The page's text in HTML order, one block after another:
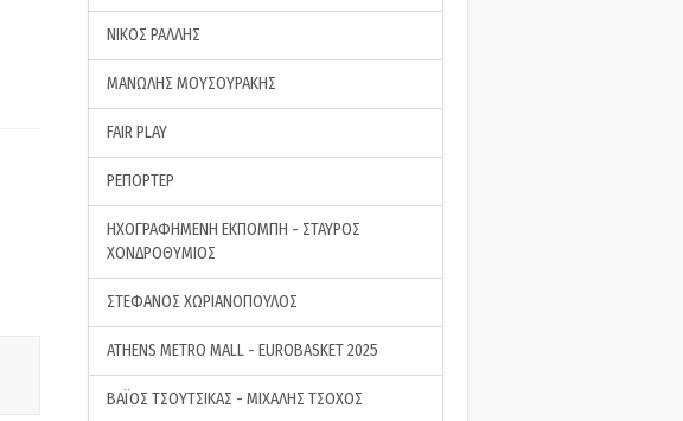
ΝΙΚΟΣ ΡΑΛΛΗΣ
ΜΑΝΩΛΗΣ ΜΟΥΣΟΥΡΑΚΗΣ
FAIR PLAY
ΡΕΠΟΡΤΕΡ
ΗΧΟΓΡΑΦΗΜΕΝΗ ΕΚΠΟΜΠΗ - ΣΤΑΥΡΟΣ
ΧΟΝΔΡΟΘΥΜΙΟΣ
ΣΤΕΦΑΝΟΣ ΧΩΡΙΑΝΟΠΟΥΛΟΣ
ATHENS METRO MALL - EUROBASKET 2025
ΒΑΪΟΣ ΤΣΟΥΤΣΙΚΑΣ - ΜΙΧΑΛΗΣ ΤΣΟΧΟΣ